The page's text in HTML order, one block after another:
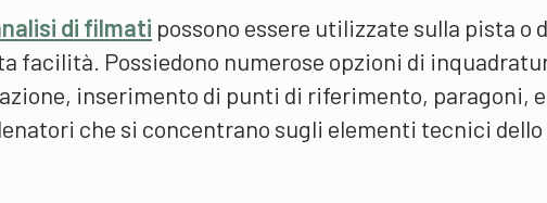
di filmati possono essere utilizzate sulla pista o
facilità. Possiedono numerose opzioni di
inserimento di punti di riferimento, paragoni,
che si concentrano sugli elementi tecnici dello